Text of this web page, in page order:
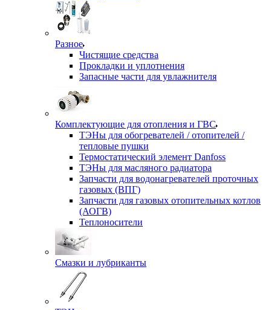
Разное
Чистящие средства
Прокладки и уплотнения
Запасные части для увлажнителя
Комплектующие для отопления и ГВС
ТЭНы для обогревателей / отопителей /
тепловые пушки
Термостатический элемент Danfoss
ТЭНы для масляного радиатора
Запчасти для водонагревателей проточных
газовых (ВПГ)
Запчасти для газовых отопительных котлов
(АОГВ)
Теплоносители
Смазки и лубриканты